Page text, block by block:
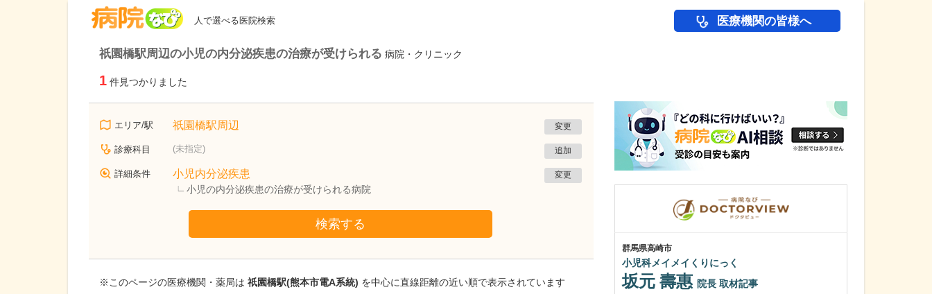
人で選べる医院検索 医療機関の皆様へ
祇園橋駅周辺の小児の内分泌疾患の治療が受けられる 病院・クリニック
1 件見つかりました
エリア/駅 祇園橋駅周辺 変更
診療科目 (未指定) 追加
詳細条件 小児内分泌疾患
小児の内分泌疾患の治療が受けられる病院
変更
検索する
※このページの医療機関・薬局は 祇園橋駅(熊本市電A系統) を中心に直線距離の近い順で表示されています
たかしお内科ハートクリニック
高潮 征爾院長取材記事
群馬県高崎市
小児科メイメイくりにっく
坂元 壽惠 院長 取材記事